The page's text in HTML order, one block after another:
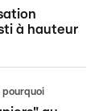
à hauteur
pourquoi